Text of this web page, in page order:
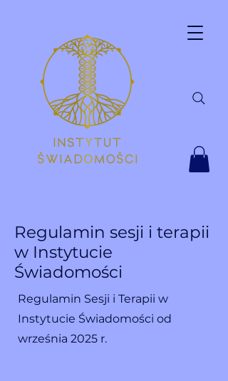
Regulamin sesji i terapii
w Instytucie
Świadomości
Regulamin Sesji i Terapii w
Instytucie Świadomości od
września 2025 r.